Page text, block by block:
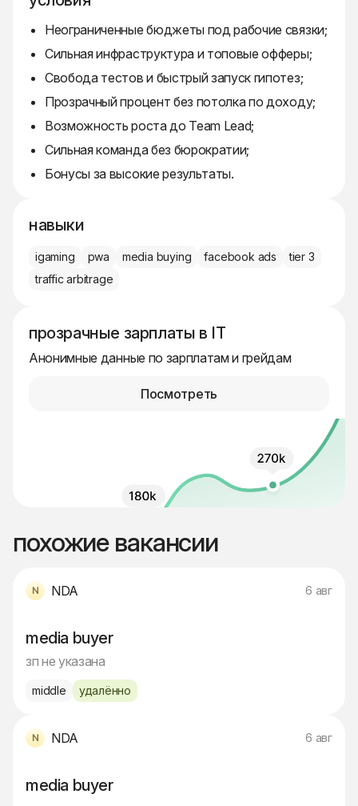
Неограниченные бюджеты под рабочие связки;
Сильная инфраструктура и топовые офферы;
Свобода тестов и быстрый запуск гипотез;
Прозрачный процент без потолка по доходу;
Возможность роста до Team Lead;
Сильная команда без бюрократии;
Бонусы за высокие результаты.
навыки
igaming pwa media buying facebook ads
tier 3
traffic arbitrage
прозрачные зарплаты в IT
Анонимные данные по зарплатам и грейдам
Посмотреть
похожие вакансии
NDA 6 авг
media buyer
зп не указана
middle удалённо
NDA 6 авг
media buyer